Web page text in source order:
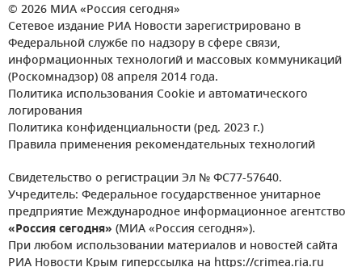
© 2026 МИА «Россия сегодня»
Сетевое издание РИА Новости зарегистрировано в
Федеральной службе по надзору в сфере связи,
информационных технологий и массовых коммуникаций
(Роскомнадзор) 08 апреля 2014 года.
Политика использования Cookie и автоматического
логирования
Политика конфиденциальности (ред. 2023 г.)
Правила применения рекомендательных технологий
Свидетельство о регистрации Эл № ФС77-57640.
Учредитель: Федеральное государственное унитарное
предприятие Международное информационное агентство
«Россия сегодня» (МИА «Россия сегодня»).
При любом использовании материалов и новостей сайта